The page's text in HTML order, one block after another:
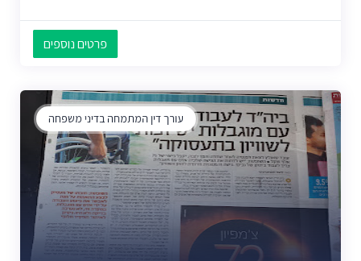
פרטים נוספים
עורך דין המתמחה בדיני משפחה